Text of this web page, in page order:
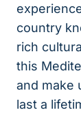
country
rich
this
​and make
last a